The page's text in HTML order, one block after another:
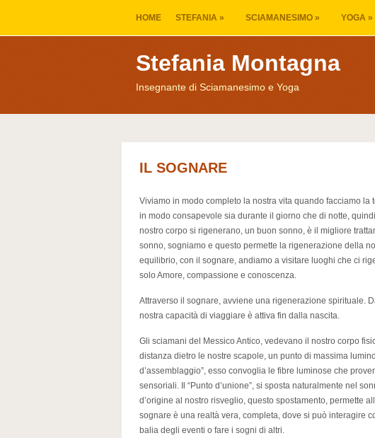
HOME STEFANIA » SCIAMANESIMO » YOGA »
Stefania Montagna
Insegnante di Sciamanesimo e Yoga
IL SOGNARE
Viviamo in modo completo la nostra vita quando facciamo
in modo consapevole sia durante il giorno che di notte,
nostro corpo si rigenerano, un buon sonno, è il migliore
sonno, sogniamo e questo permette la rigenerazione della
equilibrio, con il sognare, andiamo a visitare luoghi che ci
solo Amore, compassione e conoscenza.
Attraverso il sognare, avviene una rigenerazione spirituale.
nostra capacità di viaggiare è attiva fin dalla nascita.
Gli sciamani del Messico Antico, vedevano il nostro corpo
distanza dietro le nostre scapole, un punto di massima
d’assemblaggio”, esso convoglia le fibre luminose che
sensoriali. Il “Punto d’unione”, si sposta naturalmente nel
d’origine al nostro risveglio, questo spostamento, permette
sognare è una realtà vera, completa, dove si può interagire
balia degli eventi o fare i sogni di altri.